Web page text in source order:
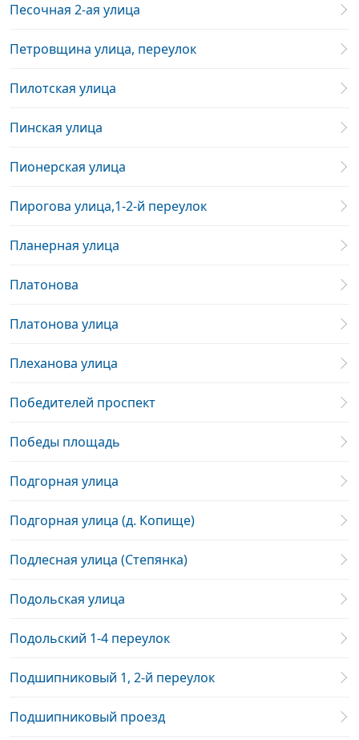
Песочная 2-ая улица
Петровщина улица, переулок
Пилотская улица
Пинская улица
Пионерская улица
Пирогова улица,1-2-й переулок
Планерная улица
Платонова
Платонова улица
Плеханова улица
Победителей проспект
Победы площадь
Подгорная улица
Подгорная улица (д. Копище)
Подлесная улица (Степянка)
Подольская улица
Подольский 1-4 переулок
Подшипниковый 1, 2-й переулок
Подшипниковый проезд